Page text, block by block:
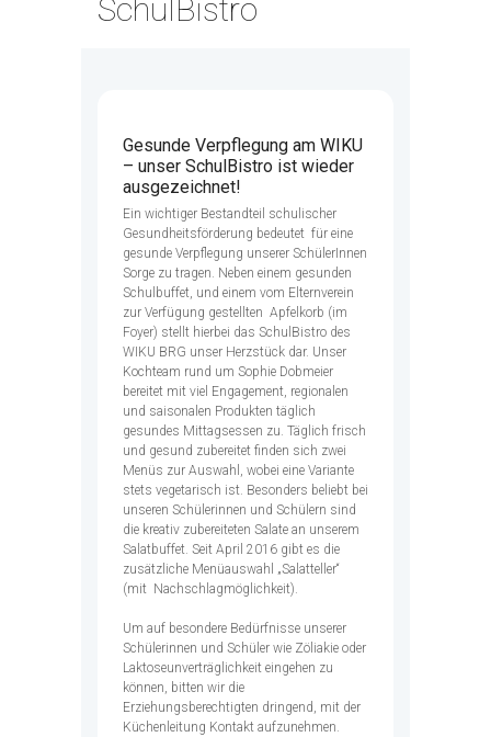
SchulBistro
Gesunde Verpflegung am WIKU
– unser SchulBistro ist wieder
ausgezeichnet!
Ein wichtiger Bestandteil schulischer
Gesundheitsförderung bedeutet für eine
gesunde Verpflegung unserer SchülerInnen
Sorge zu tragen. Neben einem gesunden
Schulbuffet, und einem vom Elternverein
zur Verfügung gestellten Apfelkorb (im
Foyer) stellt hierbei das SchulBistro des
WIKU BRG unser Herzstück dar. Unser
Kochteam rund um Sophie Dobmeier
bereitet mit viel Engagement, regionalen
und saisonalen Produkten täglich
gesundes Mittagsessen zu. Täglich frisch
und gesund zubereitet finden sich zwei
Menüs zur Auswahl, wobei eine Variante
stets vegetarisch ist. Besonders beliebt bei
unseren Schülerinnen und Schülern sind
die kreativ zubereiteten Salate an unserem
Salatbuffet. Seit April 2016 gibt es die
zusätzliche Menüauswahl „Salatteller“
(mit Nachschlagmöglichkeit).
Um auf besondere Bedürfnisse unserer
Schülerinnen und Schüler wie Zöliakie oder
Laktoseunverträglichkeit eingehen zu
können, bitten wir die
Erziehungsberechtigten dringend, mit der
Küchenleitung Kontakt aufzunehmen.